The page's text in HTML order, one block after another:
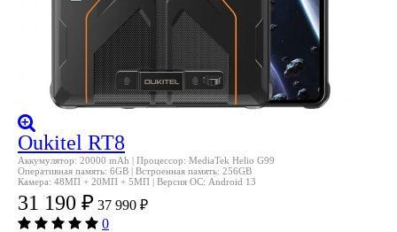
Oukitel RT8
Аккумулятор: 20000 mAh | Процессор: MediaTek Helio G99
Оперативная память: 6GB | Встроенная память: 256GB
Камера: 48МП + 20МП + 5МП | Версия ОС: Android 13
31 190 ₽ 37 990 ₽
0